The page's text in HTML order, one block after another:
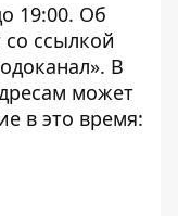
19:00. Об
ссылкой
В
может
в это время: